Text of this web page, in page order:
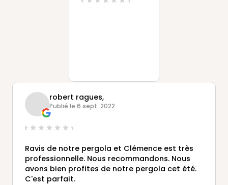
robert ragues,
Publié le 6 sept. 2022
Ravis de notre pergola et Clémence est très
professionnelle. Nous recommandons. Nous
avons bien profites de notre pergola cet été.
C'est parfait.